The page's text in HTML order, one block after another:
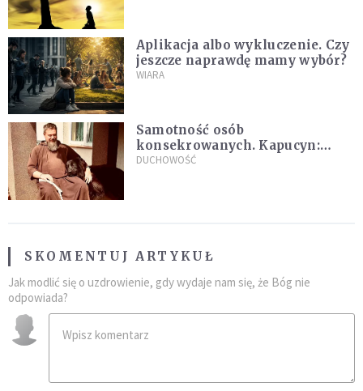
Aplikacja albo wykluczenie. Czy
jeszcze naprawdę mamy wybór?
WIARA
Samotność osób
konsekrowanych. Kapucyn:
Życie w pojedynkę rzadko jest
DUCHOWOŚĆ
SKOMENTUJ ARTYKUŁ
Jak modlić się o uzdrowienie, gdy wydaje nam się, że Bóg nie
odpowiada?